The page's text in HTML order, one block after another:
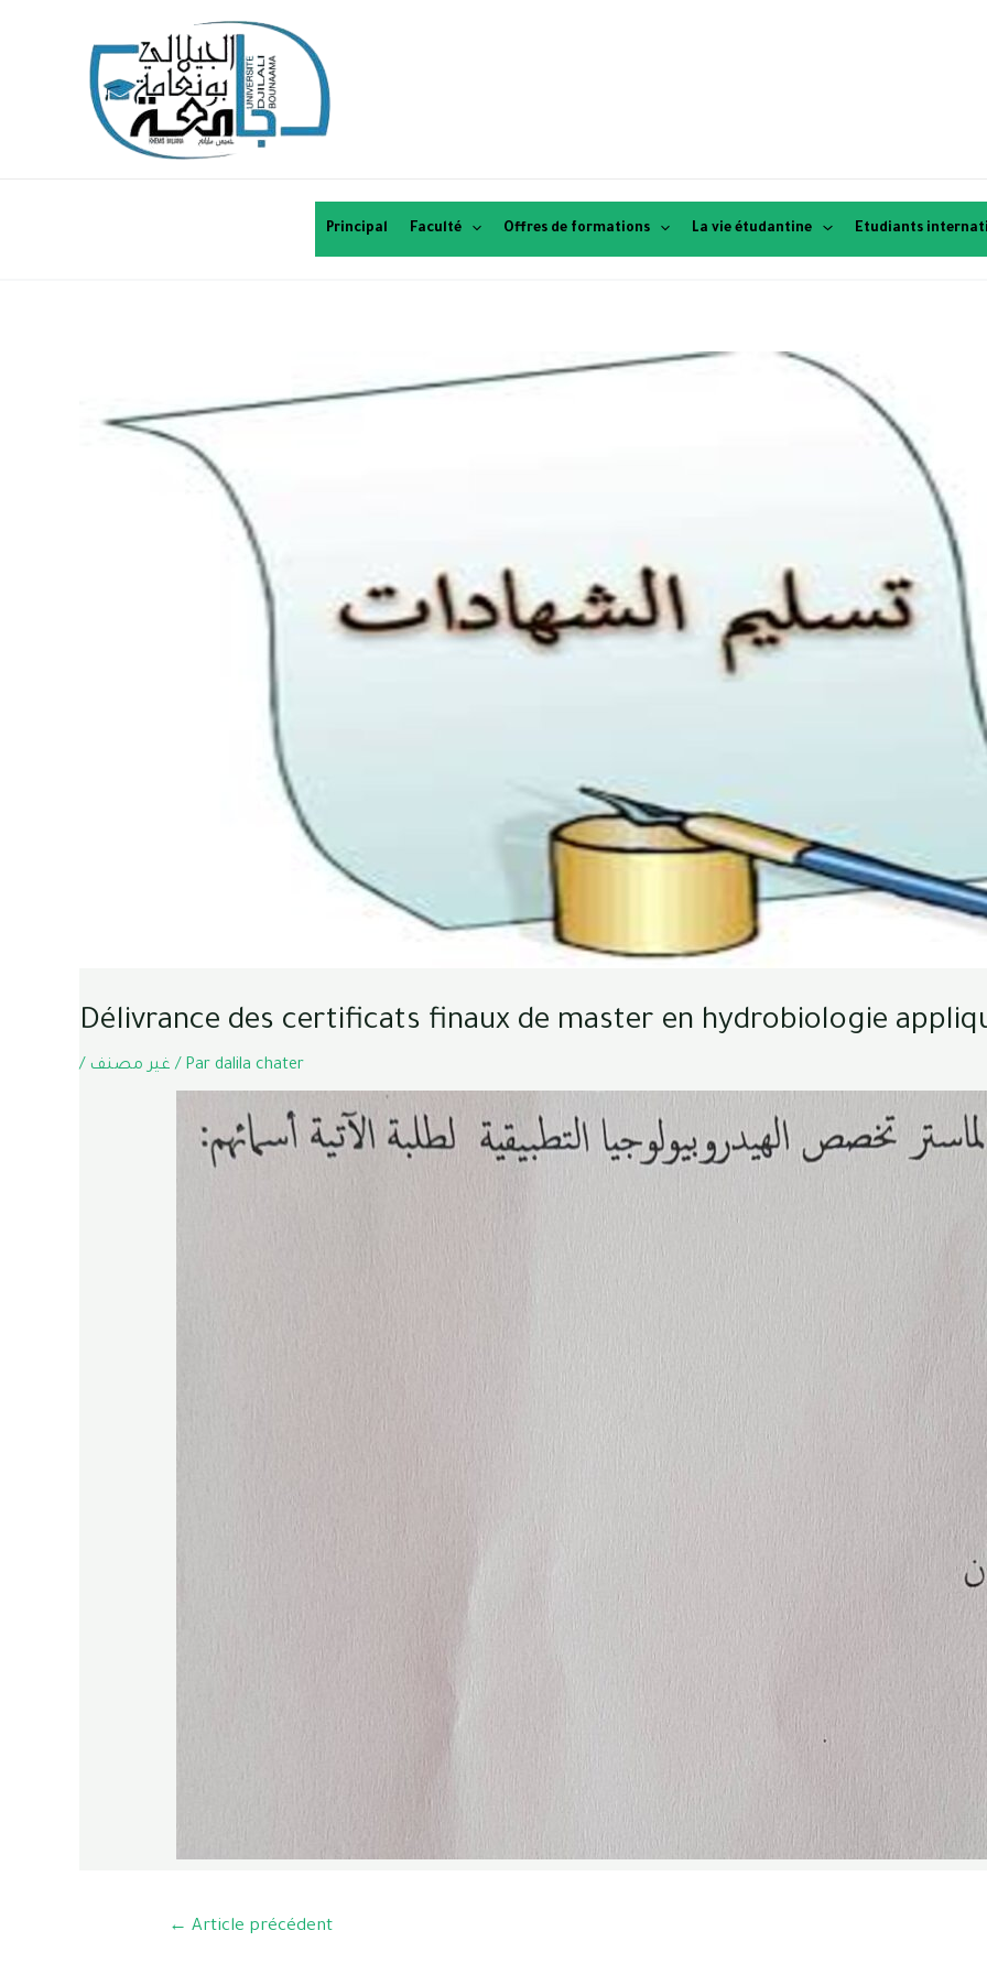
Principal Faculté Offres de formations La vie étudantine Etudiants
Délivrance des certificats finaux de master en hydrobiologie
/ غير مصنف / Par dalila chater
← Article précédent